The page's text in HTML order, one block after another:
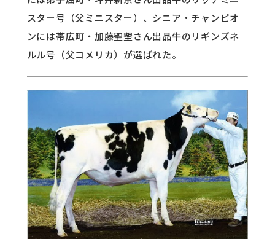
スター号（父ミニスター）、シニア・チャンピオ
ンには帯広町・加藤聖墾さん出品牛のリギンズネ
ルル号（父コメリカ）が選ばれた。